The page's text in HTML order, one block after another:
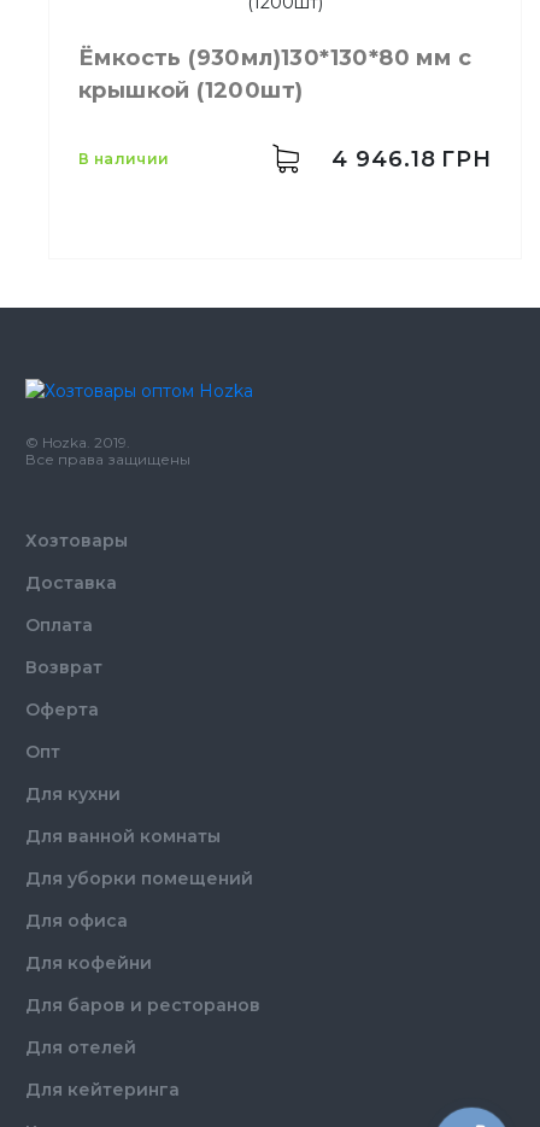
Ёмкость (930мл)130*130*80 мм с
крышкой (1200шт)
Размер
Материал
в наличии 4 946.18 ГРН
© Hozka. 2019.
Все права защищены
Хозтовары
Доставка
Оплата
Возврат
Оферта
Опт
Для кухни
Для ванной комнаты
Для уборки помещений
Для офиса
Для кофейни
Для баров и ресторанов
Для отелей
Для кейтеринга